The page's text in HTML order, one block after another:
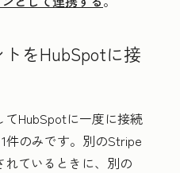
をHubSpotに接
HubSpotに一度に接続
件のみです。別のStripe
ているときに、別の